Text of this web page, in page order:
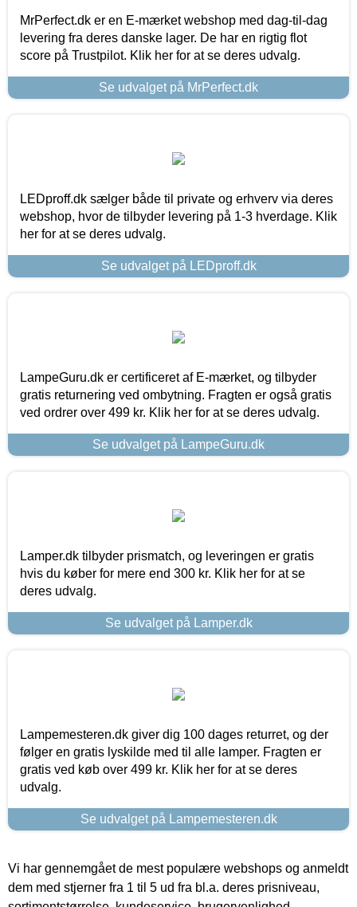
MrPerfect.dk er en E-mærket webshop med dag-til-dag
levering fra deres danske lager. De har en rigtig flot
score på Trustpilot. Klik her for at se deres udvalg.
Se udvalget på MrPerfect.dk
LEDproff.dk sælger både til private og erhverv via deres
webshop, hvor de tilbyder levering på 1-3 hverdage. Klik
her for at se deres udvalg.
Se udvalget på LEDproff.dk
LampeGuru.dk er certificeret af E-mærket, og tilbyder
gratis returnering ved ombytning. Fragten er også gratis
ved ordrer over 499 kr. Klik her for at se deres udvalg.
Se udvalget på LampeGuru.dk
Lamper.dk tilbyder prismatch, og leveringen er gratis
hvis du køber for mere end 300 kr. Klik her for at se
deres udvalg.
Se udvalget på Lamper.dk
Lampemesteren.dk giver dig 100 dages returret, og der
følger en gratis lyskilde med til alle lamper. Fragten er
gratis ved køb over 499 kr. Klik her for at se deres
udvalg.
Se udvalget på Lampemesteren.dk
Vi har gennemgået de mest populære webshops og anmeldt
dem med stjerner fra 1 til 5 ud fra bl.a. deres prisniveau,